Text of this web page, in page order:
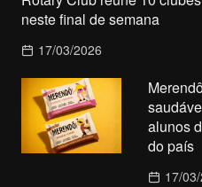
neste final de semana
17/03/2026
alunos
do país
17/